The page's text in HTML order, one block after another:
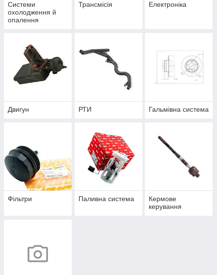
Системи
охолодження й
опалення
Трансмісія Електроніка
Двигун РТИ Гальмівна система
Фільтри Паливна система
Кермове
керування